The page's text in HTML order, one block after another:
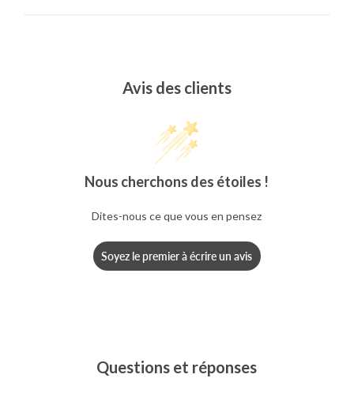
Avis des clients
Nous cherchons des étoiles !
Dites-nous ce que vous en pensez
Soyez le premier à écrire un avis
Questions et réponses